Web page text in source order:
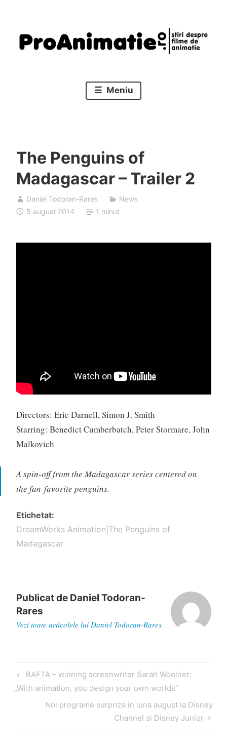
conținut
Proanimatie
Meniu
The Penguins of
Madagascar – Trailer 2
Daniel Todoran-Rares
News
5 august 2014
1 minut
Directors: Eric Darnell, Simon J. Smith
Starring: Benedict Cumberbatch, Peter Stormare, John
Malkovich
A spin-off from the Madagascar series centered on
the fan-favorite penguins.
Etichetat
DreamWorks Animation|The Penguins of
Madagascar
Publicat de Daniel Todoran-
Rares
Vezi toate articolele lui Daniel Todoran-Rares
Navigare
în
articole
Articol
anterior
BAFTA – winning screenwriter Sarah Woolner:
„With animation, you design your own worlds”
Articol
Noi programe surpriza in luna august la Disney
Channel si Disney Junior